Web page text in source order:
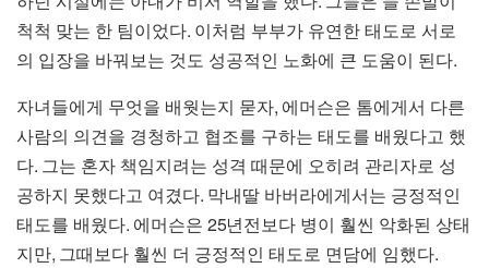
척척 맞는 한 팀이었다. 이처럼 부부가 유연한 태도로 서로
의 입장을 바꿔보는 것도 성공적인 노화에 큰 도움이 된다.
자녀들에게 무엇을 배웟는지 묻자, 에머슨은 톰에게서 다른
사람의 의견을 경청하고 협조를 구하는 태도를 배웠다고 했
다. 그는 혼자 책임지려는 성격 때문에 오히려 관리자로 성
공하지 못했다고 여겼다. 막내딸 바버라에게서는 긍정적인
태도를 배웠다. 에머슨은25년전보다 병이 훨씬 악화된 상태
지만, 그때보다 훨씬 더 긍정적인 태도로 면담에 임했다.